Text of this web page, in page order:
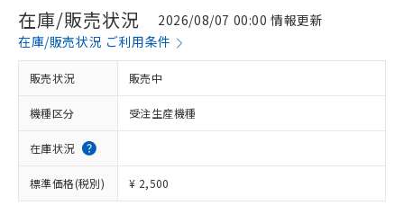
在庫/販売状況
2026/08/07 00:00 情報更新
在庫/販売状況 ご利用条件
販売状況 販売中
機種区分 受注生産機種
在庫状況
標準価格(税別) ¥ 2,500